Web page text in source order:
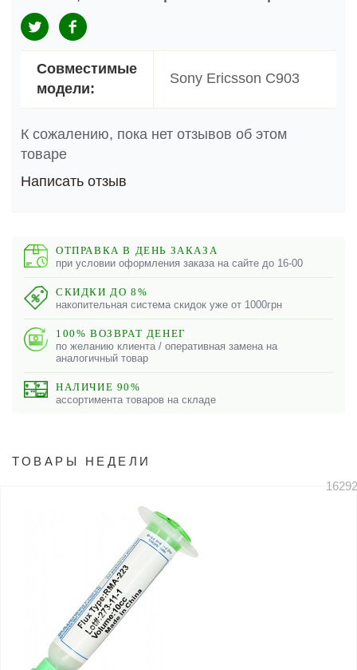
Совместимые
модели:
Sony Ericsson C903
К сожалению, пока нет отзывов об этом
товаре
Написать отзыв
ОТПРАВКА В ДЕНЬ ЗАКАЗА
при условии оформления заказа на сайте до 16-00
СКИДКИ ДО 8%
накопительная система скидок уже от 1000грн
100% ВОЗВРАТ ДЕНЕГ
по желанию клиента / оперативная замена на
аналогичный товар
НАЛИЧИЕ 90%
ассортимента товаров на складе
ТОВАРЫ НЕДЕЛИ